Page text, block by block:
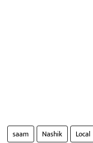
saam Nashik Local